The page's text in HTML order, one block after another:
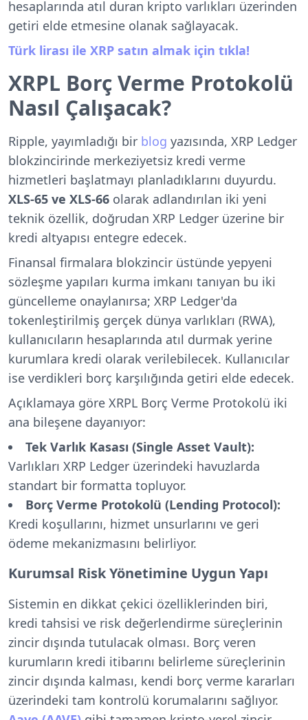
hesaplarında atıl duran kripto varlıkları üzerinden
getiri elde etmesine olanak sağlayacak.
Türk lirası ile XRP satın almak için tıkla!
XRPL Borç Verme Protokolü
Nasıl Çalışacak?
Ripple, yayımladığı bir blog yazısında, XRP Ledger
blokzincirinde merkeziyetsiz kredi verme
hizmetleri başlatmayı planladıklarını duyurdu.
XLS-65 ve XLS-66 olarak adlandırılan iki yeni
teknik özellik, doğrudan XRP Ledger üzerine bir
kredi altyapısı entegre edecek.
Finansal firmalara blokzincir üstünde yepyeni
sözleşme yapıları kurma imkanı tanıyan bu iki
güncelleme onaylanırsa; XRP Ledger'da
tokenleştirilmiş gerçek dünya varlıkları (RWA),
kullanıcıların hesaplarında atıl durmak yerine
kurumlara kredi olarak verilebilecek. Kullanıcılar
ise verdikleri borç karşılığında getiri elde edecek.
Açıklamaya göre XRPL Borç Verme Protokolü iki
ana bileşene dayanıyor:
Tek Varlık Kasası (Single Asset Vault):
Varlıkları XRP Ledger üzerindeki havuzlarda
standart bir formatta topluyor.
Borç Verme Protokolü (Lending Protocol):
Kredi koşullarını, hizmet unsurlarını ve geri
ödeme mekanizmasını belirliyor.
Kurumsal Risk Yönetimine Uygun Yapı
Sistemin en dikkat çekici özelliklerinden biri,
kredi tahsisi ve risk değerlendirme süreçlerinin
zincir dışında tutulacak olması. Borç veren
kurumların kredi itibarını belirleme süreçlerinin
zincir dışında kalması, kendi borç verme kararları
üzerindeki tam kontrolü korumalarını sağlıyor.